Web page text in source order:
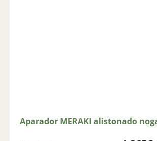
Aparador MERAKI alistonado